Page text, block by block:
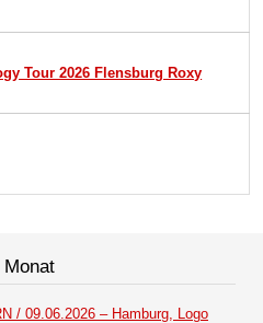
Tour 2026 Flensburg Roxy
/ 09.06.2026 – Hamburg, Logo